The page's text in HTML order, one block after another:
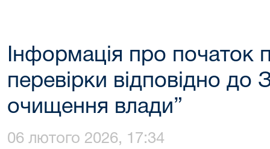
Інформація про початок
перевірки відповідно до
очищення влади”
06 лютого 2026, 17:34